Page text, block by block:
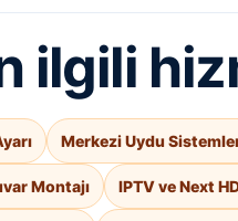
ilgili
Merkezi Uydu
Montajı IPTV ve Next